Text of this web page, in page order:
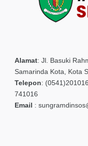
Alamat: Jl. Basuki
Samarinda Kota, Kota
Telepon:
741016
Email :